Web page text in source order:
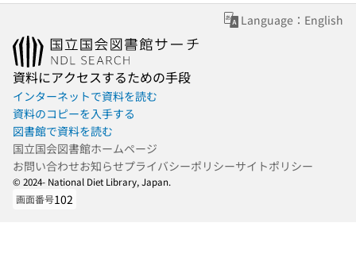
Language：English
資料にアクセスするための手段
インターネットで資料を読む
資料のコピーを入手する
図書館で資料を読む
国立国会図書館ホームページ
お問い合わせお知らせプライバシーポリシーサイトポリシー
© 2024- National Diet Library, Japan.
画面番号102